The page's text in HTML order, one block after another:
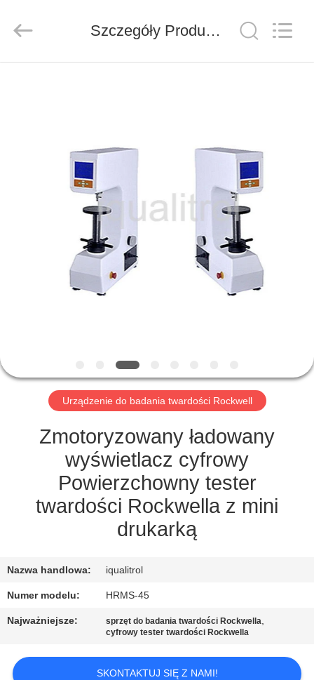
PRODUKTY
WYCIECZKA
KONTROLA
JAKOŚCI
SITEMAP
PRIVACY
Rights
Reserved.
ECER
Szczegóły Produktu
Urządzenie do badania twardości Rockwell
Zmotoryzowany ładowany
wyświetlacz cyfrowy
Powierzchowny tester
twardości Rockwella z mini
drukarką
Nazwa handlowa: iqualitrol
Numer modelu: HRMS-45
Najważniejsze: sprzęt do badania twardości Rockwella,
cyfrowy tester twardości Rockwella
SKONTAKTUJ SIĘ Z NAMI!